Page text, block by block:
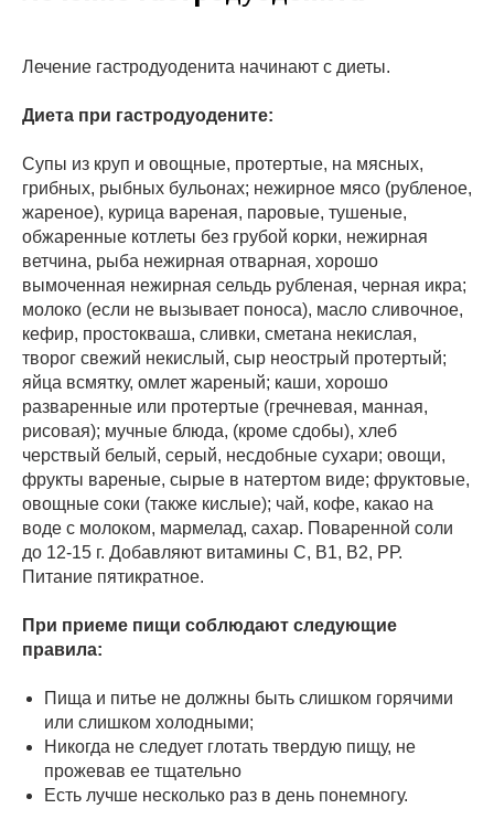
Лечение гастродуоденита начинают с диеты.
Диета при гастродуодените:
Cупы из круп и овощные, протертые, на мясных,
грибных, рыбных бульонах; нежирное мясо (рубленое,
жареное), курица вареная, паровые, тушеные,
обжаренные котлеты без грубой корки, нежирная
ветчина, рыба нежирная отварная, хорошо
вымоченная нежирная сельдь рубленая, черная икра;
молоко (если не вызывает поноса), масло сливочное,
кефир, простокваша, сливки, сметана некислая,
творог свежий некислый, сыр неострый протертый;
яйца всмятку, омлет жареный; каши, хорошо
разваренные или протертые (гречневая, манная,
рисовая); мучные блюда, (кроме сдобы), хлеб
черствый белый, серый, несдобные сухари; овощи,
фрукты вареные, сырые в натертом виде; фруктовые,
овощные соки (также кислые); чай, кофе, какао на
воде с молоком, мармелад, сахар. Поваренной соли
до 12-15 г. Добавляют витамины С, В1, B2, РР.
Питание пятикратное.
При приеме пищи соблюдают следующие
правила:
Пища и питье не должны быть слишком горячими
или слишком холодными;
Никогда не следует глотать твердую пищу, не
прожевав ее тщательно
Есть лучше несколько раз в день понемногу.